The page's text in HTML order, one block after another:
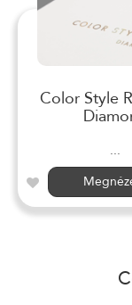
Color Style
...